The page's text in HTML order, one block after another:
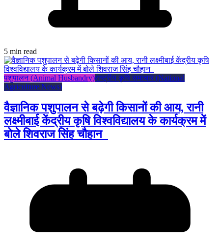
5 min read
पशुपालन (Animal Husbandry)राष्ट्रीय कृषि समाचार (National
Agriculture News)
वैज्ञानिक पशुपालन से बढ़ेगी किसानों की आय, रानी
लक्ष्मीबाई केंद्रीय कृषि विश्वविद्यालय के कार्यक्रम में
बोले शिवराज सिंह चौहान